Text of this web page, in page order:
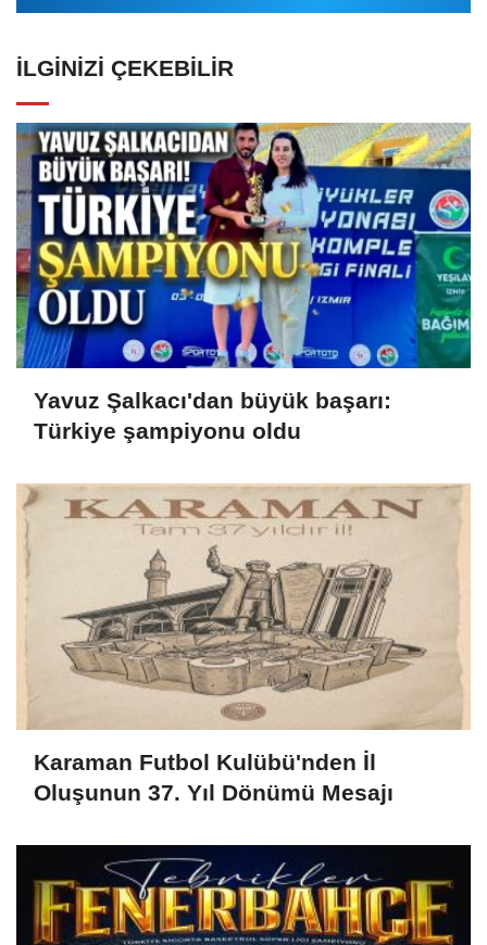
İLGINIZI ÇEKEBILIR
Yavuz Şalkacı'dan büyük başarı:
Türkiye şampiyonu oldu
Karaman Futbol Kulübü'nden İl
Oluşunun 37. Yıl Dönümü Mesajı